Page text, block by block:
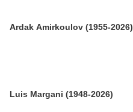
Ardak Amirkoulov (1955-2026)
Luis Margani (1948-2026)